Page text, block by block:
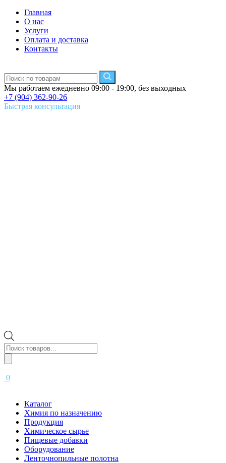
Главная
О нас
Услуги
Оплата и доставка
Контакты
Мы работаем ежедневно 09:00 - 19:00, без выходных
+7 (904) 362-90-26
Быстрая консультация
Поиск
товаров
0
Каталог
Химия по назначению
Продукция
Химическое сырье
Пищевые добавки
Оборудование
Ленточнопильные полотна